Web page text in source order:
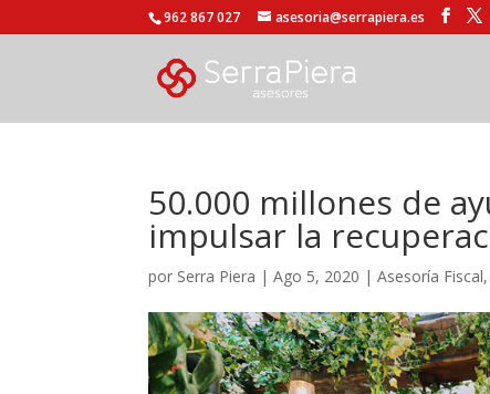
962 867 027 asesoria@serrapiera.es
50.000 millones de
impulsar la
por Serra Piera |Ago 5, 2020 |Asesoría Fiscal